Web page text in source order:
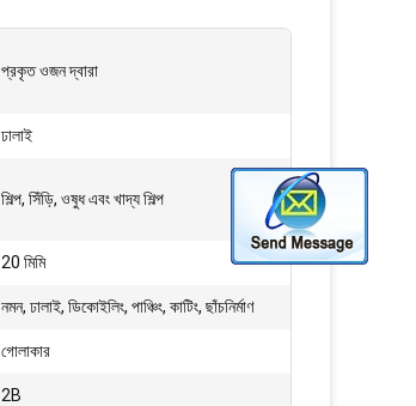
প্রকৃত ওজন দ্বারা
ঢালাই
শিল্প, সিঁড়ি, ওষুধ এবং খাদ্য শিল্প
20 মিমি
নমন, ঢালাই, ডিকোইলিং, পাঞ্চিং, কাটিং, ছাঁচনির্মাণ
গোলাকার
2B